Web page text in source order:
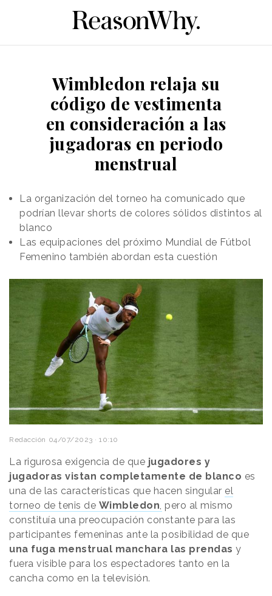
Wimbledon relaja su
código de vestimenta
en consideración a las
jugadoras en periodo
menstrual
La organización del torneo ha comunicado que
podrían llevar shorts de colores sólidos distintos al
blanco
Las equipaciones del próximo Mundial de Fútbol
Femenino también abordan esta cuestión
Redacción 04/07/2023 · 10:10
La rigurosa exigencia de que jugadores y
jugadoras vistan completamente de blanco es
una de las características que hacen singular el
torneo de tenis de Wimbledon, pero al mismo
constituía una preocupación constante para las
participantes femeninas ante la posibilidad de que
una fuga menstrual manchara las prendas y
fuera visible para los espectadores tanto en la
cancha como en la televisión.